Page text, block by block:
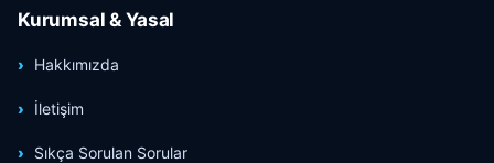
Kurumsal & Yasal
Hakkımızda
İletişim
Sıkça Sorulan Sorular